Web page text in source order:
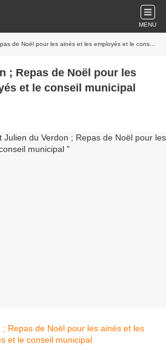
MENU
Noël pour les ainés et les employés et le conseil municipal
et le conseil municipal